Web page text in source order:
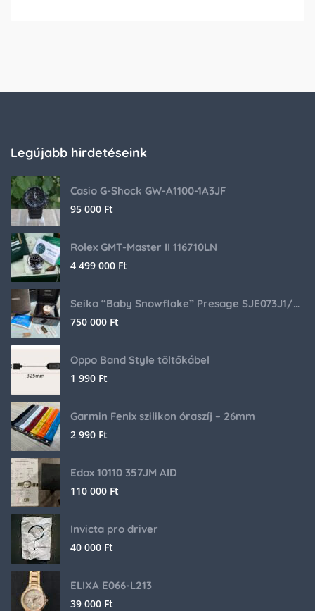
Legújabb hirdetéseink
Casio G-Shock GW-A1100-1A3JF
95 000 Ft
Rolex GMT-Master II 116710LN
4 499 000 Ft
Seiko “Baby Snowflake” Presage SJE073J1/SARA015 Limited Edition
750 000 Ft
Oppo Band Style töltőkábel
1 990 Ft
Garmin Fenix szilikon óraszíj – 26mm
2 990 Ft
Edox 10110 357JM AID
110 000 Ft
Invicta pro driver
40 000 Ft
ELIXA E066-L213
39 000 Ft